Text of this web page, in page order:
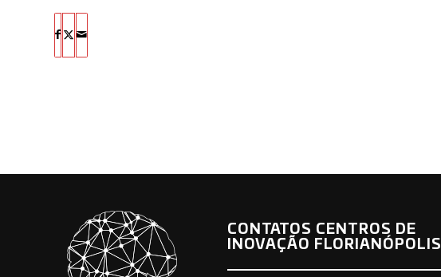
CONTATOS CENTROS DE
INOVAÇÃO FLORIANÓPOLIS